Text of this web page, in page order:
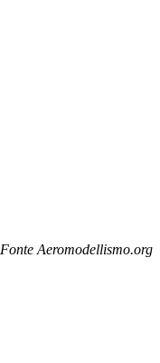
Fonte Aeromodellismo.org